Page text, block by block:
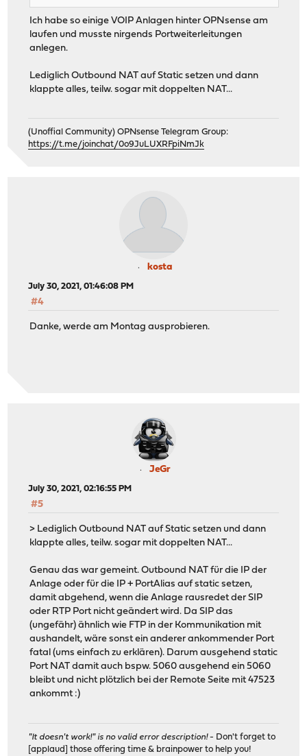
Ich habe so einige VOIP Anlagen hinter OPNsense am
laufen und musste nirgends Portweiterleitungen
anlegen.
Lediglich Outbound NAT auf Static setzen und dann
klappte alles, teilw. sogar mit doppelten NAT...
(Unoffial Community) OPNsense Telegram Group:
https://t.me/joinchat/0o9JuLUXRFpiNmJk
kosta
July 30, 2021, 01:46:08 PM
#4
Danke, werde am Montag ausprobieren.
JeGr
July 30, 2021, 02:16:55 PM
#5
> Lediglich Outbound NAT auf Static setzen und dann
klappte alles, teilw. sogar mit doppelten NAT...
Genau das war gemeint. Outbound NAT für die IP der
Anlage oder für die IP + PortAlias auf static setzen,
damit abgehend, wenn die Anlage rausredet der SIP
oder RTP Port nicht geändert wird. Da SIP das
(ungefähr) ähnlich wie FTP in der Kommunikation mit
aushandelt, wäre sonst ein anderer ankommender Port
fatal (ums einfach zu erklären). Darum ausgehend static
Port NAT damit auch bspw. 5060 ausgehend ein 5060
bleibt und nicht plötzlich bei der Remote Seite mit 47523
ankommt :)
"It doesn't work!" is no valid error description!- Don't forget to
[applaud] those offering time & brainpower to help you!